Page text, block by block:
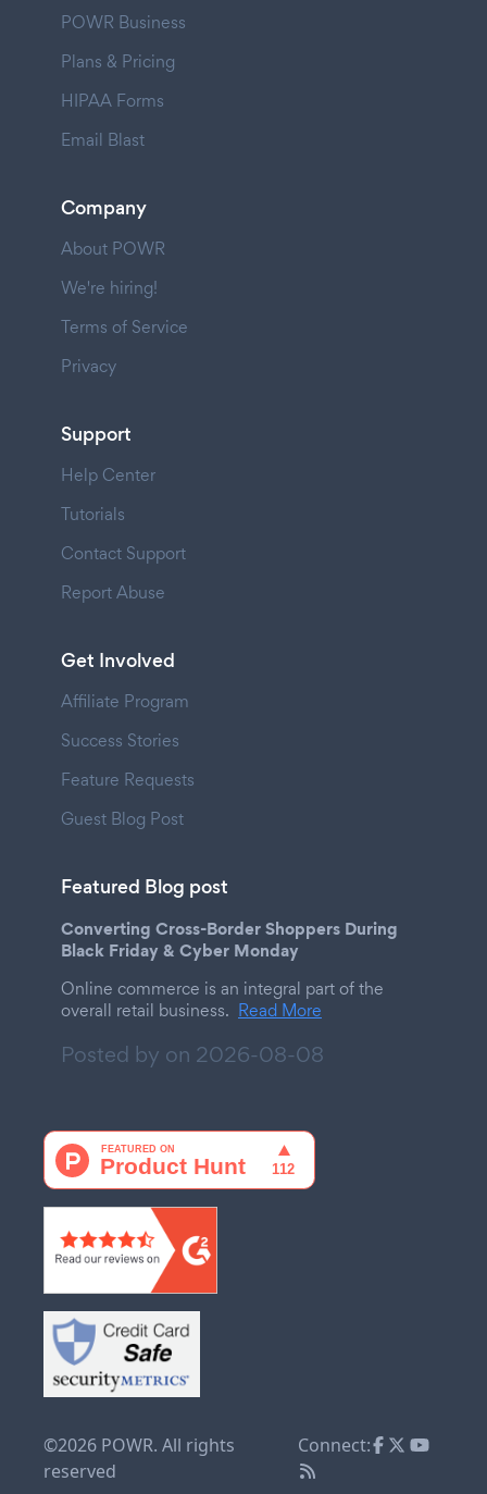
POWR Business
Plans & Pricing
HIPAA Forms
Email Blast
Company
About POWR
We're hiring!
Terms of Service
Privacy
Support
Help Center
Tutorials
Contact Support
Report Abuse
Get Involved
Affiliate Program
Success Stories
Feature Requests
Guest Blog Post
Featured Blog post
Converting Cross-Border Shoppers During
Black Friday & Cyber Monday
Online commerce is an integral part of the
overall retail business. Read More
Posted by on 2026-08-08
©2026 POWR. All rights
reserved
Connect: